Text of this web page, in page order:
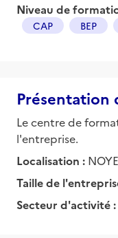
Niveau de
CAP BEP
Présentation
Le centre de
l'entreprise.
Localisation :
Taille de
Secteur d'activité :